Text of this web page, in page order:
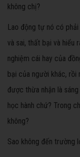
không chị?
Lao động tự nó có
và sai, thất bại và hiểu
nghiệm cái hay của
bại của người khác,
được thừa nhận là
học hành chứ? Trong
không?
Sao không đến trường